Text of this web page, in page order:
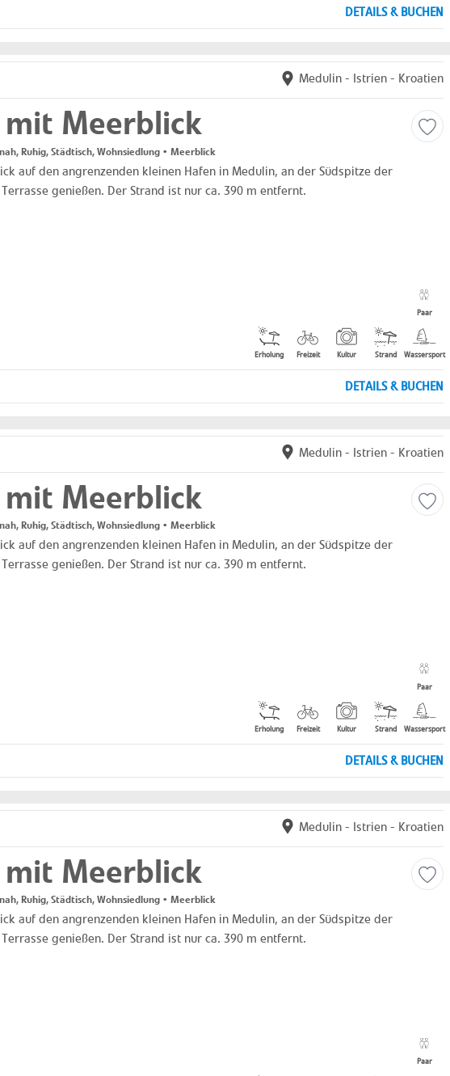
DETAILS & BUCHEN
Medulin - Istrien - Kroatien
Meerblick
Ruhig, Städtisch, Wohnsiedlung • Meerblick
auf den angrenzenden kleinen Hafen in Medulin, an der Südspitze der
genießen. Der Strand ist nur ca. 390 m entfernt.
Paar
Erholung Freizeit Kultur Strand Wassersport
DETAILS & BUCHEN
Medulin - Istrien - Kroatien
Meerblick
Ruhig, Städtisch, Wohnsiedlung • Meerblick
auf den angrenzenden kleinen Hafen in Medulin, an der Südspitze der
genießen. Der Strand ist nur ca. 390 m entfernt.
Paar
Erholung Freizeit Kultur Strand Wassersport
DETAILS & BUCHEN
Medulin - Istrien - Kroatien
Meerblick
Ruhig, Städtisch, Wohnsiedlung • Meerblick
auf den angrenzenden kleinen Hafen in Medulin, an der Südspitze der
genießen. Der Strand ist nur ca. 390 m entfernt.
Paar